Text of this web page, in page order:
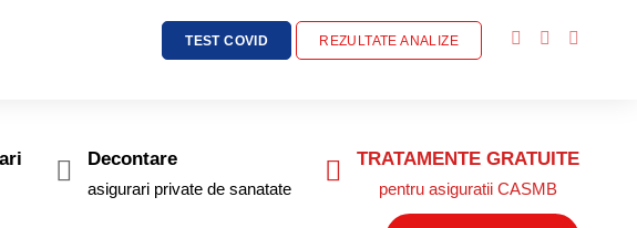
TEST COVID REZULTATE ANALIZE
Decontare
asigurari private de sanatate
TRATAMENTE GRATUITE
pentru asiguratii CASMB